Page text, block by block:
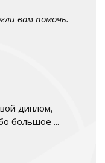
вам помочь.
диплом,
большое ...